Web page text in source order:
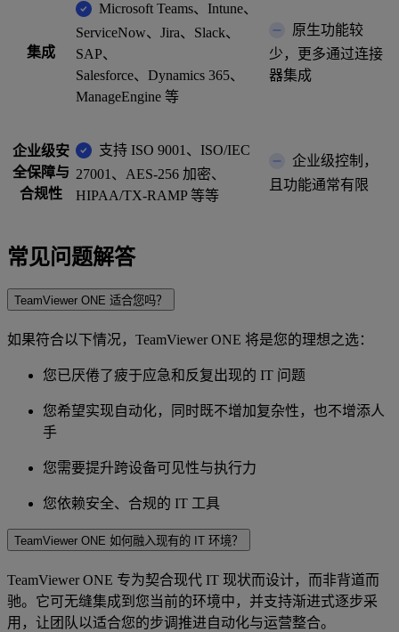
集成
Microsoft Teams、Intune、
ServiceNow、Jira、Slack、
SAP、
Salesforce、Dynamics 365、
ManageEngine 等
原生功能较
少，更多通过连接
器集成
企业级安
全保障与
合规性
支持 ISO 9001、ISO/IEC
27001、AES-256 加密、
HIPAA/TX-RAMP 等等
企业级控制，
且功能通常有限
常见问题解答
TeamViewer ONE 适合您吗？
如果符合以下情况，TeamViewer ONE 将是您的理想之选：
您已厌倦了疲于应急和反复出现的 IT 问题
您希望实现自动化，同时既不增加复杂性，也不增添人
手
您需要提升跨设备可见性与执行力
您依赖安全、合规的 IT 工具
TeamViewer ONE 如何融入现有的 IT 环境？
TeamViewer ONE 专为契合现代 IT 现状而设计，而非背道而
驰。它可无缝集成到您当前的环境中，并支持渐进式逐步采
用，让团队以适合您的步调推进自动化与运营整合。